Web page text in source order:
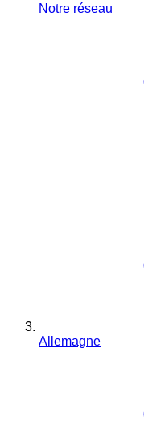
Notre réseau
Allemagne